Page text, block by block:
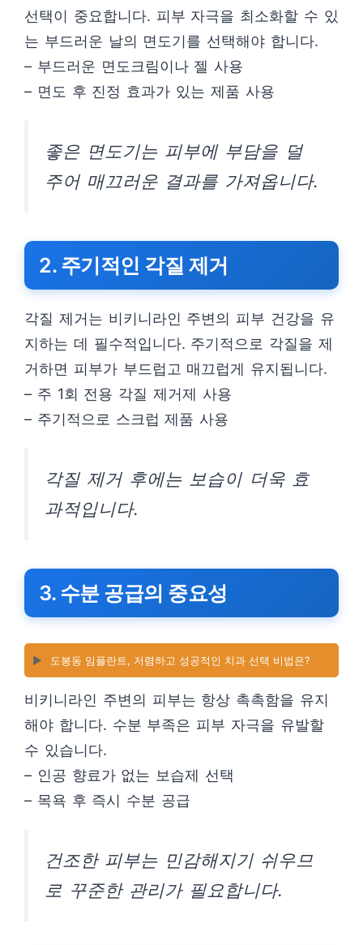
선택이 중요합니다. 피부 자극을 최소화할 수 있
는 부드러운 날의 면도기를 선택해야 합니다.
– 부드러운 면도크림이나 젤 사용
– 면도 후 진정 효과가 있는 제품 사용
좋은 면도기는 피부에 부담을 덜
주어 매끄러운 결과를 가져옵니다.
2. 주기적인 각질 제거
각질 제거는 비키니라인 주변의 피부 건강을 유
지하는 데 필수적입니다. 주기적으로 각질을 제
거하면 피부가 부드럽고 매끄럽게 유지됩니다.
– 주 1회 전용 각질 제거제 사용
– 주기적으로 스크럽 제품 사용
각질 제거 후에는 보습이 더욱 효
과적입니다.
3. 수분 공급의 중요성
▶️ 도봉동 임플란트, 저렴하고 성공적인 치과 선택 비법은?
비키니라인 주변의 피부는 항상 촉촉함을 유지
해야 합니다. 수분 부족은 피부 자극을 유발할
수 있습니다.
– 인공 향료가 없는 보습제 선택
– 목욕 후 즉시 수분 공급
건조한 피부는 민감해지기 쉬우므
로 꾸준한 관리가 필요합니다.